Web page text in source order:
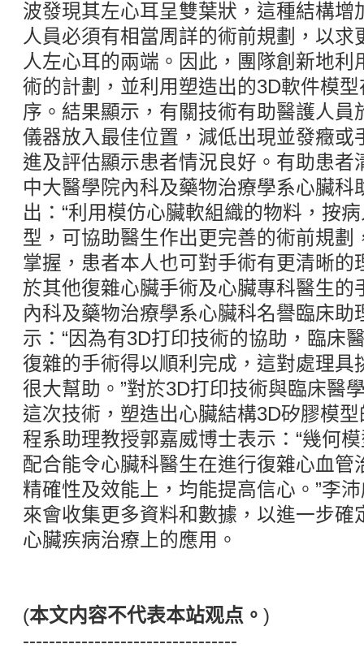
波發現其左心耳呈雙葉狀，這種結構增
人員必須有相當周詳的術前規劃，以求
人左心耳的兩端。因此，團隊創新地利
術的計劃，並利用塑造出的3D軟件模
序。結果顯示，有關技術有助醫護人員
儀器放入最佳位置，減低出現並發癥或
進及評估顯示患者情況良好。有助患者
中大醫學院內科及藥物治療學系心臟科
出：“利用模仿心臟軟組織的物料，按
型，可協助醫生作出更完善的術前規劃
掌握，患者本人也可對手術有更清晰的
於其他復雜心臟手術及心臟專科醫生的
內科及藥物治療學系心臟科名譽臨床助
示：“因為有3D打印技術的協助，臨床
復雜的手術得以順利完成，這對處理具
很大幫助。”對於3D打印技術與臨床醫
這次技術，塑造出心臟結構3D矽膠模
程系助理教授郭嘉威博士表示：“幾何
配合能令心臟科醫生在進行復雜心血管
精確性及效能上，均能提高信心。”李
來會收集更多資料和數據，以進一步確
心臟疾病治療上的應用。
(本文内容不代表本站观点。 )
---------------------------------